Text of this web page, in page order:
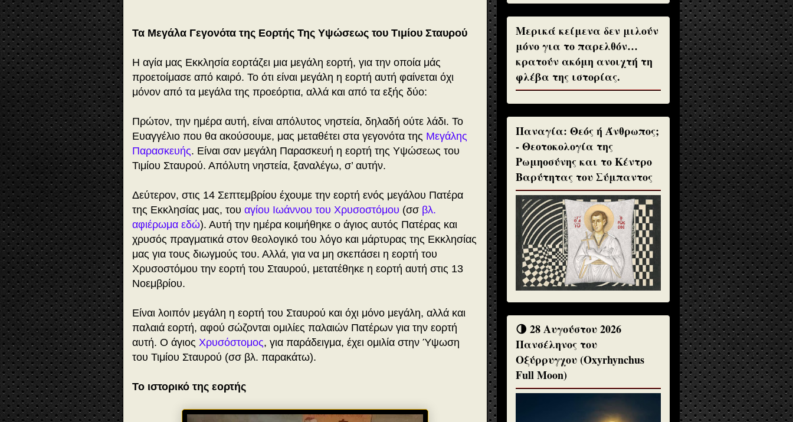
Τα Μεγάλα Γεγονότα της Εορτής Της Υψώσεως του Τιμίου Σταυρού
Η αγία μας Εκκλησία εορτάζει μια μεγάλη εορτή, για την οποία μάς
προετοίμασε από καιρό. Το ότι είναι μεγάλη η εορτή αυτή φαίνεται όχι
μόνον από τα μεγάλα της προεόρτια, αλλά και από τα εξής δύο:
Πρώτον, την ημέρα αυτή, είναι απόλυτος νηστεία, δηλαδή ούτε λάδι. Το
Ευαγγέλιο που θα ακούσουμε, μας μεταθέτει στα γεγονότα της Μεγάλης
Παρασκευής. Είναι σαν μεγάλη Παρασκευή η εορτή της Υψώσεως του
Τιμίου Σταυρού. Απόλυτη νηστεία, ξαναλέγω, σ’ αυτήν.
Δεύτερον, στις 14 Σεπτεμβρίου έχουμε την εορτή ενός μεγάλου Πατέρα
της Εκκλησίας μας, του αγίου Ιωάννου του Χρυσοστόμου (σσ βλ.
αφιέρωμα εδώ). Αυτή την ημέρα κοιμήθηκε ο άγιος αυτός Πατέρας και
χρυσός πραγματικά στον θεολογικό του λόγο και μάρτυρας της Εκκλησίας
μας για τους διωγμούς του. Αλλά, για να μη σκεπάσει η εορτή του
Χρυσοστόμου την εορτή του Σταυρού, μετατέθηκε η εορτή αυτή στις 13
Νοεμβρίου.
Είναι λοιπόν μεγάλη η εορτή του Σταυρού και όχι μόνο μεγάλη, αλλά και
παλαιά εορτή, αφού σώζονται ομιλίες παλαιών Πατέρων για την εορτή
αυτή. Ο άγιος Χρυσόστομος, για παράδειγμα, έχει ομιλία στην Ύψωση
του Τιμίου Σταυρού (σσ βλ. παρακάτω).
Το ιστορικό της εορτής
Μερικά κείμενα δεν μιλούν
μόνο για το παρελθόν…
κρατούν ακόμη ανοιχτή τη
φλέβα της ιστορίας.
Παναγία: Θεός ή Άνθρωπος;
- Θεοτοκολογία της
Ρωμηοσύνης και το Κέντρο
Βαρύτητας του Σύμπαντος
🌗 28 Αυγούστου 2026
Πανσέληνος του
Οξύρρυγχου (Oxyrhynchus
Full Moon)